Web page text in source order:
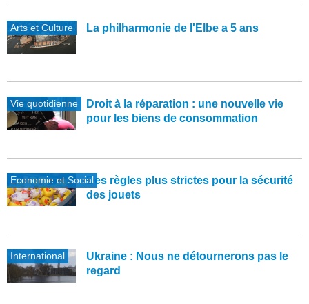
Arts et Culture La philharmonie de l'Elbe a 5 ans
Vie quotidienne
Droit à la réparation : une nouvelle vie
pour les biens de consommation
Economie et SocialDes règles plus strictes pour la sécurité
des jouets
International
Ukraine : Nous ne détournerons pas le
regard